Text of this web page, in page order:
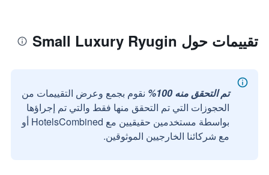
تقييمات حول Small Luxury Ryugin
تم التحقق منه 100%
نقوم بجمع وعرض التقييمات من
الحجوزات التي تم التحقق منها فقط والتي تم إجراؤها
بواسطة مستخدمين حقيقيين مع HotelsCombined أو
مع شركائنا الخارجيين الموثوقين.